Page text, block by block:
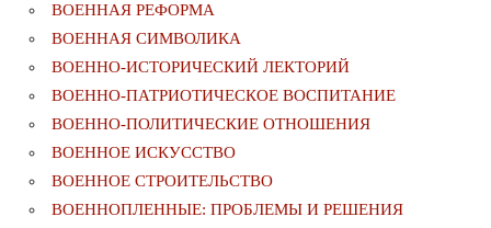
ВОЕННАЯ РЕФОРМА
ВОЕННАЯ СИМВОЛИКА
ВОЕННО-ИСТОРИЧЕСКИЙ ЛЕКТОРИЙ
ВОЕННО-ПАТРИОТИЧЕСКОЕ ВОСПИТАНИЕ
ВОЕННО-ПОЛИТИЧЕСКИE ОТНОШЕНИЯ
ВОЕННОЕ ИСКУССТВО
ВОЕННОЕ СТРОИТЕЛЬСТВО
ВОЕННОПЛЕННЫЕ: ПРОБЛЕМЫ И РЕШЕНИЯ